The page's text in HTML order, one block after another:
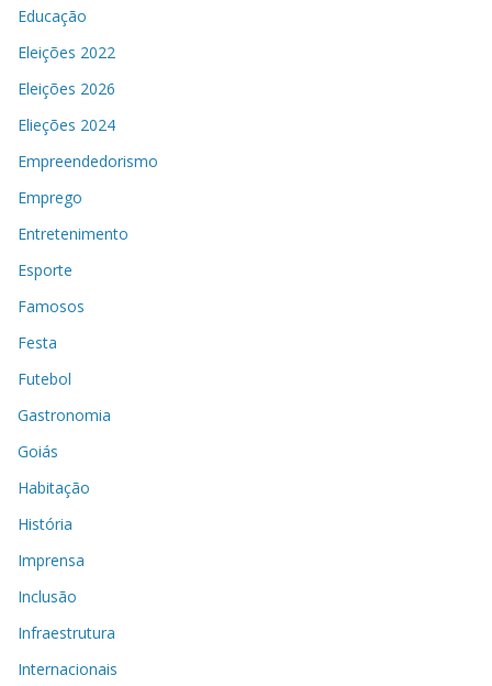
Educação
Eleições 2022
Eleições 2026
Elieções 2024
Empreendedorismo
Emprego
Entretenimento
Esporte
Famosos
Festa
Futebol
Gastronomia
Goiás
Habitação
História
Imprensa
Inclusão
Infraestrutura
Internacionais